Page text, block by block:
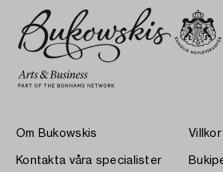
Om Bukowskis
Kontakta våra specialister
Villkor